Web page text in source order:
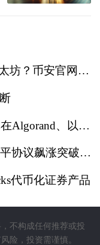
2026年如何安全高效购买以太坊？币安官网注册+欧易入口双平台对比指南
VersaBank代币化存款试点已在Algorand、以太坊和Stellar上运行
美光科技(MU)股价因美伊和平协议飙涨突破1000美元
代币化证券产品
不构成任何推荐或投
险，投资需谨慎。